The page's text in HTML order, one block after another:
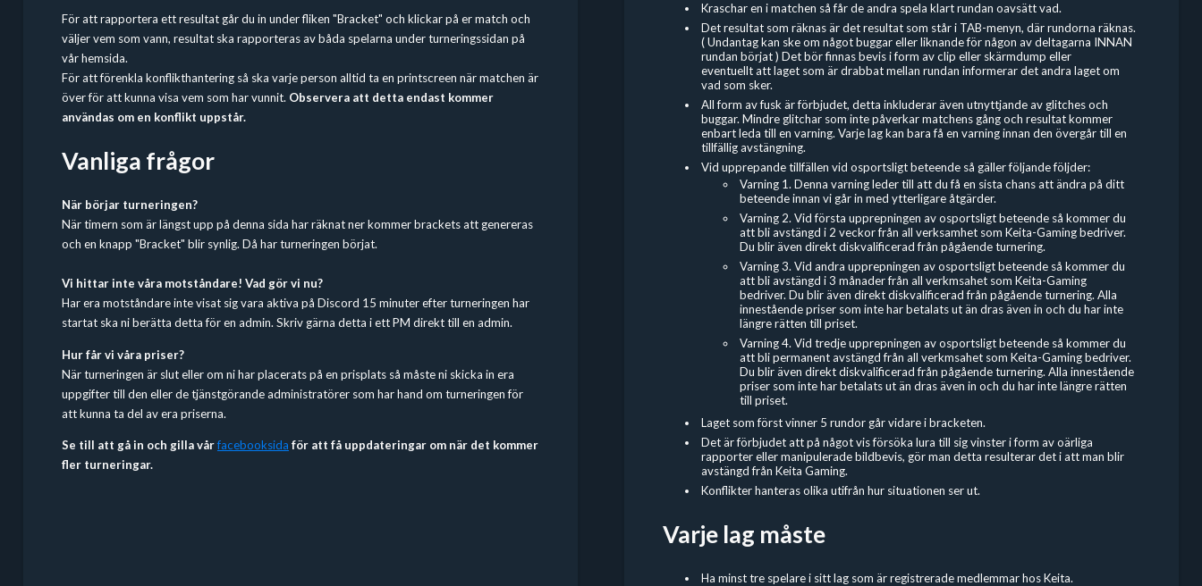
För att rapportera ett resultat går du in under fliken "Bracket" och klickar på er match och
väljer vem som vann, resultat ska rapporteras av båda spelarna under turneringssidan på
vår hemsida.
För att förenkla konflikthantering så ska varje person alltid ta en printscreen när matchen är
över för att kunna visa vem som har vunnit. Observera att detta endast kommer
användas om en konflikt uppstår.
Vanliga frågor
När börjar turneringen?
När timern som är längst upp på denna sida har räknat ner kommer brackets att genereras
och en knapp "Bracket" blir synlig. Då har turneringen börjat.
Vi hittar inte våra motståndare! Vad gör vi nu?
Har era motståndare inte visat sig vara aktiva på Discord 15 minuter efter turneringen har
startat ska ni berätta detta för en admin. Skriv gärna detta i ett PM direkt till en admin.
Hur får vi våra priser?
När turneringen är slut eller om ni har placerats på en prisplats så måste ni skicka in era
uppgifter till den eller de tjänstgörande administratörer som har hand om turneringen för
att kunna ta del av era priserna.
Se till att gå in och gilla vårfacebooksida för att få uppdateringar om när det kommer
fler turneringar.
Kraschar en i matchen så får de andra spela klart rundan oavsätt vad.
Det resultat som räknas är det resultat som står i TAB-menyn, där rundorna räknas.
( Undantag kan ske om något buggar eller liknande för någon av deltagarna INNAN
rundan börjat ) Det bör finnas bevis i form av clip eller skärmdump eller
eventuellt att laget som är drabbat mellan rundan informerar det andra laget om
vad som sker.
All form av fusk är förbjudet, detta inkluderar även utnyttjande av glitches och
buggar. Mindre glitchar som inte påverkar matchens gång och resultat kommer
enbart leda till en varning. Varje lag kan bara få en varning innan den övergår till en
tillfällig avstängning.
Vid upprepande tillfällen vid osportsligt beteende så gäller följande följder:
Varning 1. Denna varning leder till att du få en sista chans att ändra på ditt
beteende innan vi går in med ytterligare åtgärder.
Varning 2. Vid första upprepningen av osportsligt beteende så kommer du
att bli avstängd i 2 veckor från all verksamhet som Keita-Gaming bedriver.
Du blir även direkt diskvalificerad från pågående turnering.
Varning 3. Vid andra upprepningen av osportsligt beteende så kommer du
att bli avstängd i 3 månader från all verkmsahet som Keita-Gaming
bedriver. Du blir även direkt diskvalificerad från pågående turnering. Alla
innestående priser som inte har betalats ut än dras även in och du har inte
längre rätten till priset.
Varning 4. Vid tredje upprepningen av osportsligt beteende så kommer du
att bli permanent avstängd från all verkmsahet som Keita-Gaming bedriver.
Du blir även direkt diskvalificerad från pågående turnering. Alla innestående
priser som inte har betalats ut än dras även in och du har inte längre rätten
till priset.
Laget som först vinner 5 rundor går vidare i bracketen.
Det är förbjudetatt på något vis försöka lura till sig vinster i form av oärliga
rapporter eller manipulerade bildbevis, gör man detta resulterar det i att man blir
avstängd från Keita Gaming.
Konflikter hanteras olika utifrån hur situationen ser ut.
Varje lag måste
Ha minst tre spelare i sitt lag som är registrerade medlemmar hos Keita.